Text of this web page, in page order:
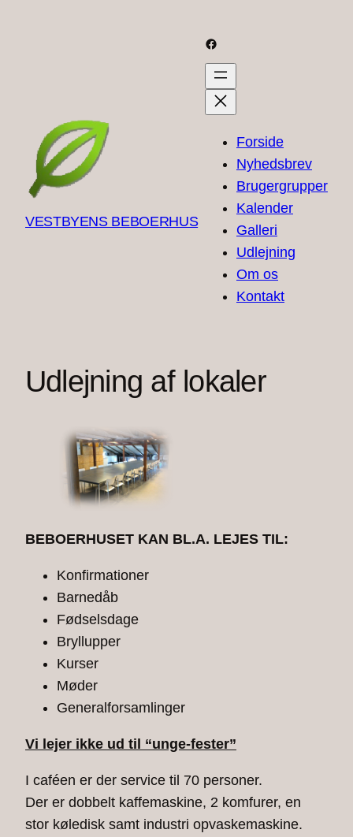
VESTBYENS BEBOERHUS
Facebook
Forside
Nyhedsbrev
Brugergrupper
Kalender
Galleri
Udlejning
Om os
Kontakt
Udlejning af lokaler
BEBOERHUSET KAN BL.A. LEJES TIL:
Konfirmationer
Barnedåb
Fødselsdage
Bryllupper
Kurser
Møder
Generalforsamlinger
Vi lejer ikke ud til “unge-fester”
I caféen er der service til 70 personer.
Der er dobbelt kaffemaskine, 2 komfurer, en
stor køledisk samt industri opvaskemaskine.